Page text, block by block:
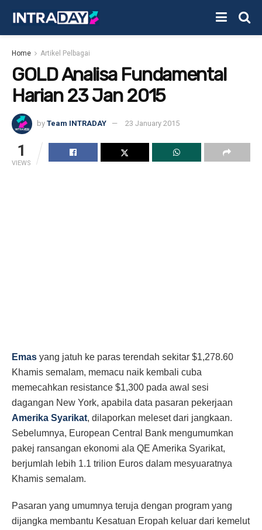
Home Artikel Pelbagai
GOLD Analisa Fundamental
Harian 23 Jan 2015
by Team INTRADAY 23 January 2015
1
VIEWS
Emas yang jatuh ke paras terendah sekitar $1,278.60
Khamis semalam, memacu naik kembali cuba
memecahkan resistance $1,300 pada awal sesi
dagangan New York, apabila data pasaran pekerjaan
Amerika Syarikat, dilaporkan meleset dari jangkaan.
Sebelumnya, European Central Bank mengumumkan
pakej ransangan ekonomi ala QE Amerika Syarikat,
berjumlah lebih 1.1 trilion Euros dalam mesyuaratnya
Khamis semalam.
Pasaran yang umumnya teruja dengan program yang
dijangka membantu Kesatuan Eropah keluar dari kemelut